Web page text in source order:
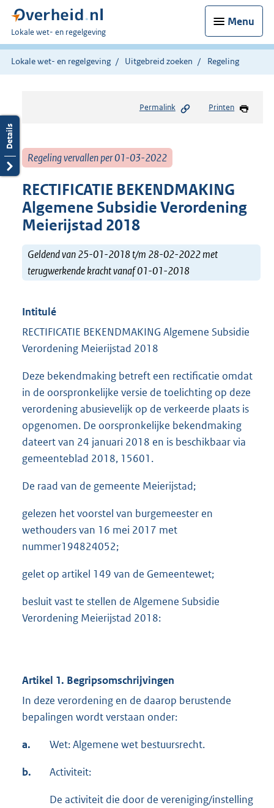
Menu
U
bent
hier:
Lokale wet- en regelgeving
Lokale wet- en regelgeving Uitgebreid zoeken Regeling
Permalink Printen
Regeling vervallen per 01-03-2022
RECTIFICATIE BEKENDMAKING
Algemene Subsidie Verordening
Meierijstad 2018
Geldend van 25-01-2018 t/m 28-02-2022 met
terugwerkende kracht vanaf 01-01-2018
Intitulé
RECTIFICATIE BEKENDMAKING Algemene Subsidie
Verordening Meierijstad 2018
Deze bekendmaking betreft een rectificatie omdat
in de oorspronkelijke versie de toelichting op deze
verordening abusievelijk op de verkeerde plaats is
opgenomen. De oorspronkelijke bekendmaking
dateert van 24 januari 2018 en is beschikbaar via
gemeenteblad 2018, 15601.
De raad van de gemeente Meierijstad;
gelezen het voorstel van burgemeester en
wethouders van 16 mei 2017 met
nummer194824052;
gelet op artikel 149 van de Gemeentewet;
besluit vast te stellen de Algemene Subsidie
Verordening Meierijstad 2018:
Artikel 1. Begripsomschrijvingen
In deze verordening en de daarop berustende
bepalingen wordt verstaan onder:
a. Wet: Algemene wet bestuursrecht.
b. Activiteit:
De activiteit die door de vereniging/instelling